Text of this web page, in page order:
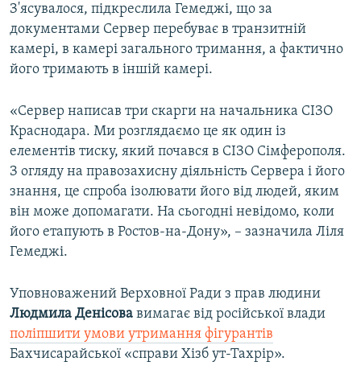
З'ясувалося, підкреслила Гемеджі, що за
документами Сервер перебуває в транзитній
камері, в камері загального тримання, а фактично
його тримають в іншій камері.
«Сервер написав три скарги на начальника СІЗО
Краснодара. Ми розглядаємо це як один із
елементів тиску, який почався в СІЗО Сімферополя.
З огляду на правозахисну діяльність Сервера і його
знання, це спроба ізолювати його від людей, яким
він може допомагати. На сьогодні невідомо, коли
його етапують в Ростов-на-Дону», – зазначила Ліля
Гемеджі.
Уповноважений Верховної Ради з прав людини
Людмила Денісова вимагає від російської влади
поліпшити умови утримання фігурантів
Бахчисарайської «справи Хізб ут-Тахрір».